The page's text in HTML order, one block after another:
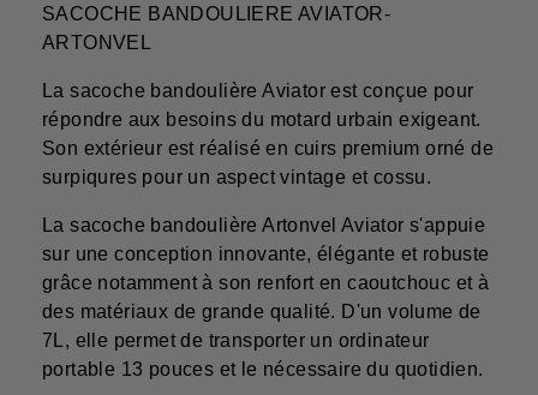
SACOCHE BANDOULIERE AVIATOR-
ARTONVEL
La sacoche bandoulière Aviator est conçue pour
répondre aux besoins du motard urbain exigeant.
Son extérieur est réalisé en cuirs premium orné de
surpiqures pour un aspect vintage et cossu.
La sacoche bandoulière Artonvel Aviator s'appuie
sur une conception innovante, élégante et robuste
grâce notamment à son renfort en caoutchouc et à
des matériaux de grande qualité. D'un volume de
7L, elle permet de transporter un ordinateur
portable 13 pouces et le nécessaire du quotidien.